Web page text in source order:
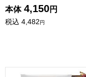
本体 4,150円
税込 4,482円
鶴屋八幡 和菓子詰合